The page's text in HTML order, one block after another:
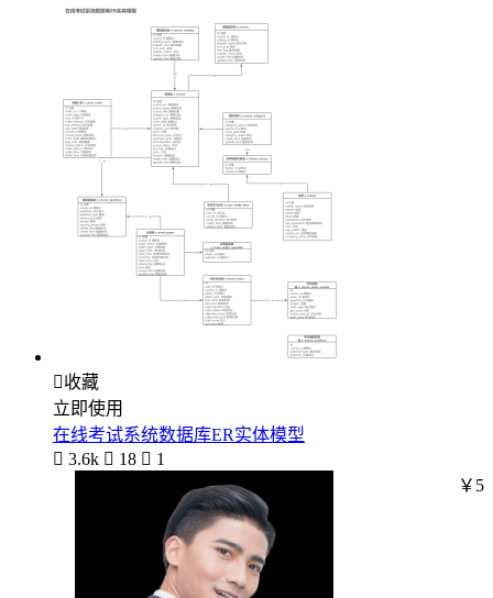
收藏
立即使用
在线考试系统数据库ER实体模型
 3.6k  18  1
￥5